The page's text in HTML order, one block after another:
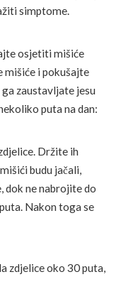
simptome.
osjetiti mišiće
mišiće i pokušajte
zaustavljate jesu
puta na dan:
Držite ih
budu jačali,
dok ne nabrojite do
Nakon toga se
zdjelice oko 30 puta,